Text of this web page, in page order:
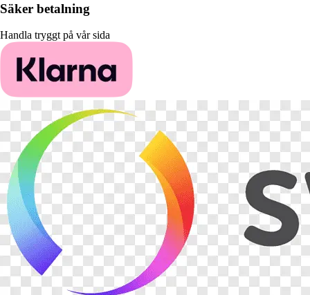
Säker betalning
Handla tryggt på vår sida